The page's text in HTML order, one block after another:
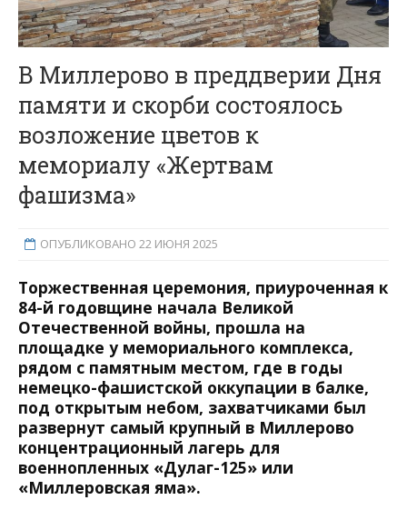
В Миллерово в преддверии Дня
памяти и скорби состоялось
возложение цветов к
мемориалу «Жертвам
фашизма»
ОПУБЛИКОВАНО 22 ИЮНЯ 2025
Торжественная церемония, приуроченная к
84-й годовщине начала Великой
Отечественной войны, прошла на
площадке у мемориального комплекса,
рядом с памятным местом, где в годы
немецко-фашистской оккупации в балке,
под открытым небом, захватчиками был
развернут самый крупный в Миллерово
концентрационный лагерь для
военнопленных «Дулаг-125» или
«Миллеровская яма».